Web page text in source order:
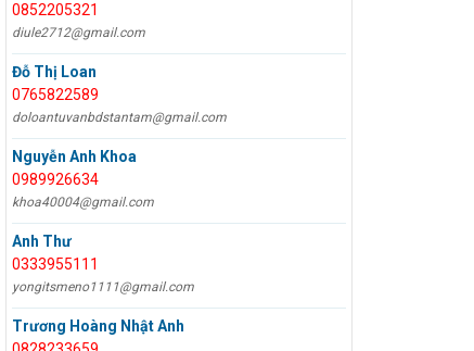
0852205321
diule2712@gmail.com
Đỗ Thị Loan
0765822589
doloantuvanbdstantam@gmail.com
Nguyễn Anh Khoa
0989926634
khoa40004@gmail.com
Anh Thư
0333955111
yongitsmeno1111@gmail.com
Trương Hoàng Nhật Anh